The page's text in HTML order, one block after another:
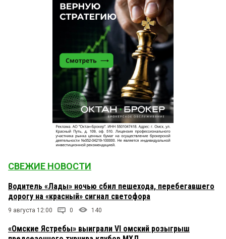
СВЕЖИЕ НОВОСТИ
Водитель «Лады» ночью сбил пешехода, перебегавшего
дорогу на «красный» сигнал светофора
9 августа 12:00 0 140
«Омские Ястребы» выиграли VI омский розыгрыш